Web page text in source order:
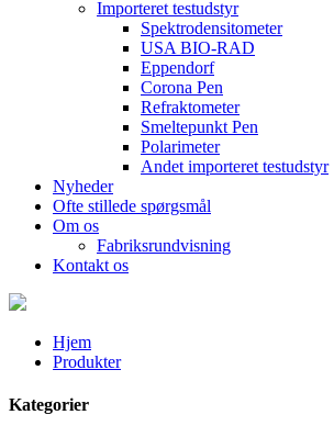
Importeret testudstyr
Spektrodensitometer
USA BIO-RAD
Eppendorf
Corona Pen
Refraktometer
Smeltepunkt Pen
Polarimeter
Andet importeret testudstyr
Nyheder
Ofte stillede spørgsmål
Om os
Fabriksrundvisning
Kontakt os
Hjem
Produkter
Kategorier